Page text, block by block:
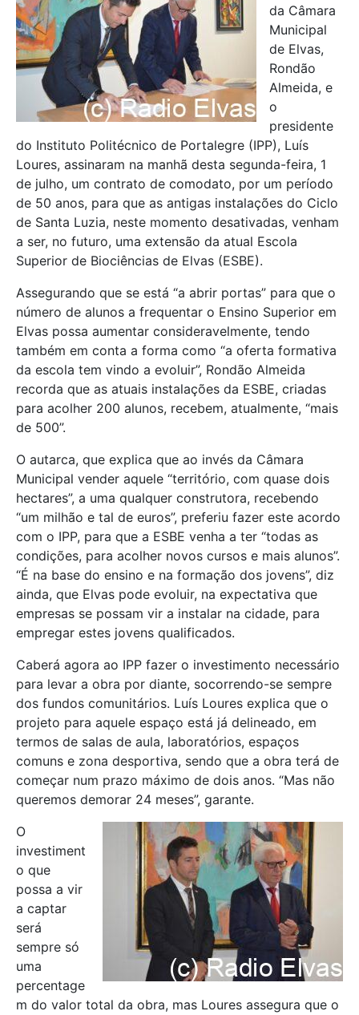
da Câmara
Municipal
de Elvas,
Rondão
Almeida, e
o
presidente
do Instituto Politécnico de Portalegre (IPP), Luís
Loures, assinaram na manhã desta segunda-feira, 1
de julho, um contrato de comodato, por um período
de 50 anos, para que as antigas instalações do Ciclo
de Santa Luzia, neste momento desativadas, venham
a ser, no futuro, uma extensão da atual Escola
Superior de Biociências de Elvas (ESBE).
Assegurando que se está “a abrir portas” para que o
número de alunos a frequentar o Ensino Superior em
Elvas possa aumentar consideravelmente, tendo
também em conta a forma como “a oferta formativa
da escola tem vindo a evoluir”, Rondão Almeida
recorda que as atuais instalações da ESBE, criadas
para acolher 200 alunos, recebem, atualmente, “mais
de 500”.
O autarca, que explica que ao invés da Câmara
Municipal vender aquele “território, com quase dois
hectares”, a uma qualquer construtora, recebendo
“um milhão e tal de euros”, preferiu fazer este acordo
com o IPP, para que a ESBE venha a ter “todas as
condições, para acolher novos cursos e mais alunos”.
“É na base do ensino e na formação dos jovens”, diz
ainda, que Elvas pode evoluir, na expectativa que
empresas se possam vir a instalar na cidade, para
empregar estes jovens qualificados.
Caberá agora ao IPP fazer o investimento necessário
para levar a obra por diante, socorrendo-se sempre
dos fundos comunitários. Luís Loures explica que o
projeto para aquele espaço está já delineado, em
termos de salas de aula, laboratórios, espaços
comuns e zona desportiva, sendo que a obra terá de
começar num prazo máximo de dois anos. “Mas não
queremos demorar 24 meses”, garante.
O
investiment
o que
possa a vir
a captar
será
sempre só
uma
percentage
m do valor total da obra, mas Loures assegura que o